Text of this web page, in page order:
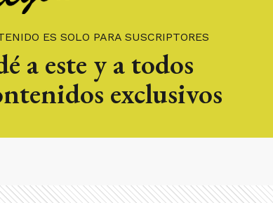
ES SOLO PARA SUSCRIPTORES
a este y a todos
exclusivos